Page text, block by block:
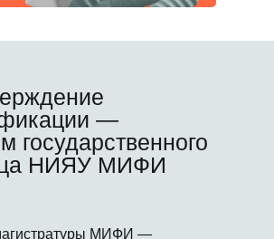
—
государственного
НИЯУ МИФИ
МИФИ —